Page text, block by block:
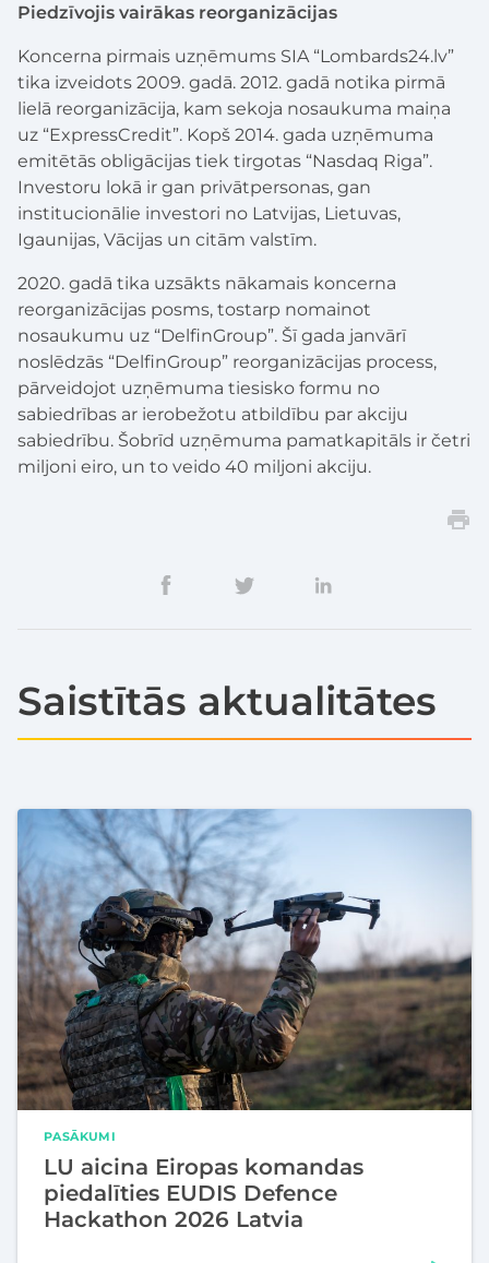
Piedzīvojis vairākas reorganizācijas
Koncerna pirmais uzņēmums SIA “Lombards24.lv”
tika izveidots 2009. gadā. 2012. gadā notika pirmā
lielā reorganizācija, kam sekoja nosaukuma maiņa
uz “ExpressCredit”. Kopš 2014. gada uzņēmuma
emitētās obligācijas tiek tirgotas “Nasdaq Riga”.
Investoru lokā ir gan privātpersonas, gan
institucionālie investori no Latvijas, Lietuvas,
Igaunijas, Vācijas un citām valstīm.
2020. gadā tika uzsākts nākamais koncerna
reorganizācijas posms, tostarp nomainot
nosaukumu uz “DelfinGroup”. Šī gada janvārī
noslēdzās “DelfinGroup” reorganizācijas process,
pārveidojot uzņēmuma tiesisko formu no
sabiedrības ar ierobežotu atbildību par akciju
sabiedrību. Šobrīd uzņēmuma pamatkapitāls ir četri
miljoni eiro, un to veido 40 miljoni akciju.
Saistītās aktualitātes
PASĀKUMI
LU aicina Eiropas komandas
piedalīties EUDIS Defence
Hackathon 2026 Latvia